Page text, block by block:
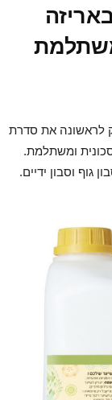
לראשונה את סדרת
ומשתלמת.